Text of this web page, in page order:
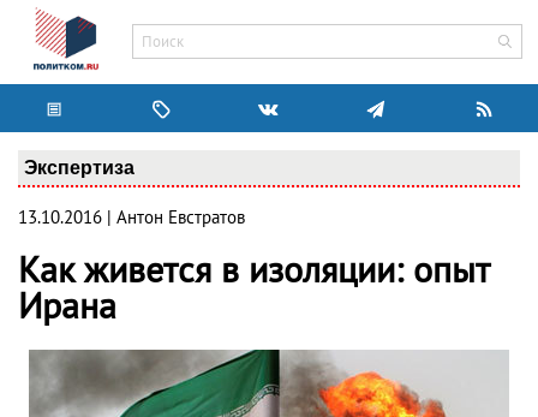
Экспертиза
13.10.2016 | Антон Евстратов
Как живется в изоляции: опыт
Ирана